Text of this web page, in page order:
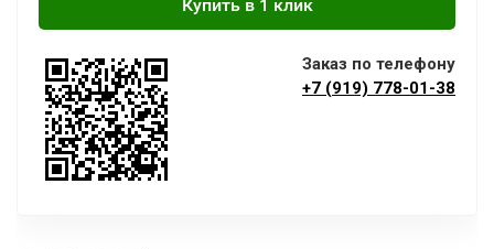
Заказ по телефону
+7 (919) 778-01-38